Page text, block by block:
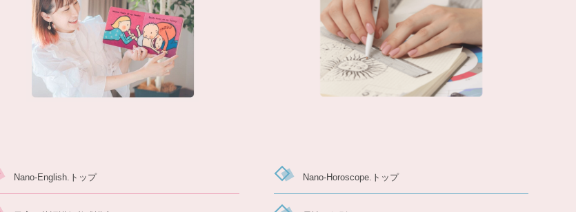
Nano-English.トップ Nano-Horoscope.トップ